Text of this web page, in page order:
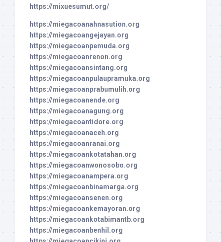
https://mixuesumut.org/
https://miegacoanahnasution.org
https://miegacoangejayan.org
https://miegacoanpemuda.org
https://miegacoanrenon.org
https://miegacoansintang.org
https://miegacoanpulaupramuka.org
https://miegacoanprabumulih.org
https://miegacoanende.org
https://miegacoanagung.org
https://miegacoantidore.org
https://miegacoanaceh.org
https://miegacoanranai.org
https://miegacoankotatahan.org
https://miegacoanwonosobo.org
https://miegacoanampera.org
https://miegacoanbinamarga.org
https://miegacoansenen.org
https://miegacoankemayoran.org
https://miegacoankotabimantb.org
https://miegacoanbenhil.org